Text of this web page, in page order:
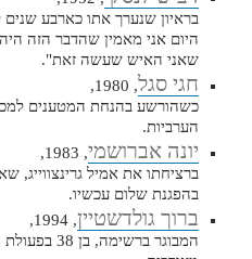
בראיון שנערך אתו כארבע
היום אני מאמין שהדבר הזה
שאני האיש שעשה זאת".‏
חגי סגל, 1980,
כשהורשע בהנחת המטענים
הערביות.
יונה אברושמי, 1983,
ברציחתו את אמיל גרינצווייג,
בהפגנת שלום עכשיו.
ברוך גולדשטיין, 1994,
המבוגר